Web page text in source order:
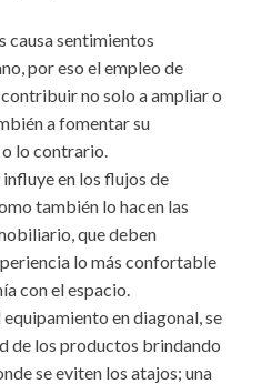
causa sentimientos
por eso el empleo de
no solo a ampliar o
a fomentar su
o lo contrario.
en los flujos de
también lo hacen las
que deben
lo más confortable
con el espacio.
en diagonal, se
de los productos brindando
se eviten los atajos; una